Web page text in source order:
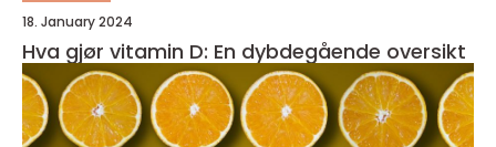
18. January 2024
Hva gjør vitamin D: En dybdegående oversikt